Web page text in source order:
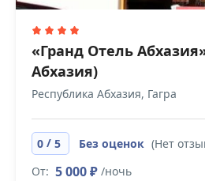
«Гранд Отель
Абхазия)
Республика Абхазия, Гагра
0 / 5 Без оценок (Нет
От: 5 000 ₽ /ночь